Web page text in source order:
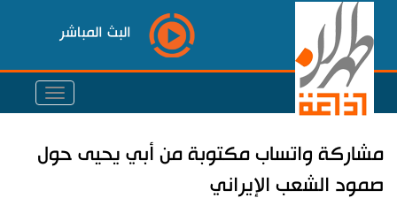
البث المباشر
مشاركة واتساب مكتوبة من أبي يحيى حول
صمود الشعب الإيراني